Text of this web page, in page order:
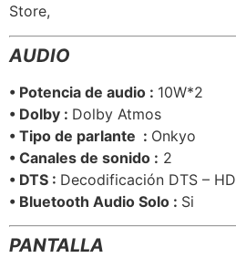
Store,
AUDIO
• Potencia de audio : 10W*2
• Dolby : Dolby Atmos
• Tipo de parlante : Onkyo
• Canales de sonido : 2
• DTS : Decodificación DTS – HD
• Bluetooth Audio Solo : Si
PANTALLA